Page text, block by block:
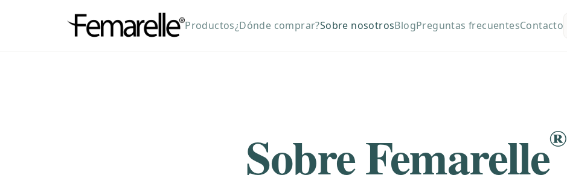
Productos¿Dónde comprar?Sobre nosotrosBlogPreguntas frecuentesContacto
Sobre Femarelle®